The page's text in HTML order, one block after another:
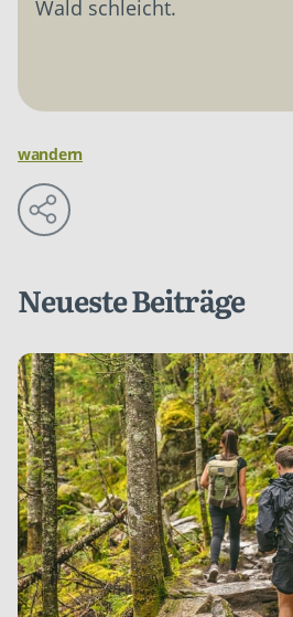
Wald schleicht.
wandern
Neueste Beiträge